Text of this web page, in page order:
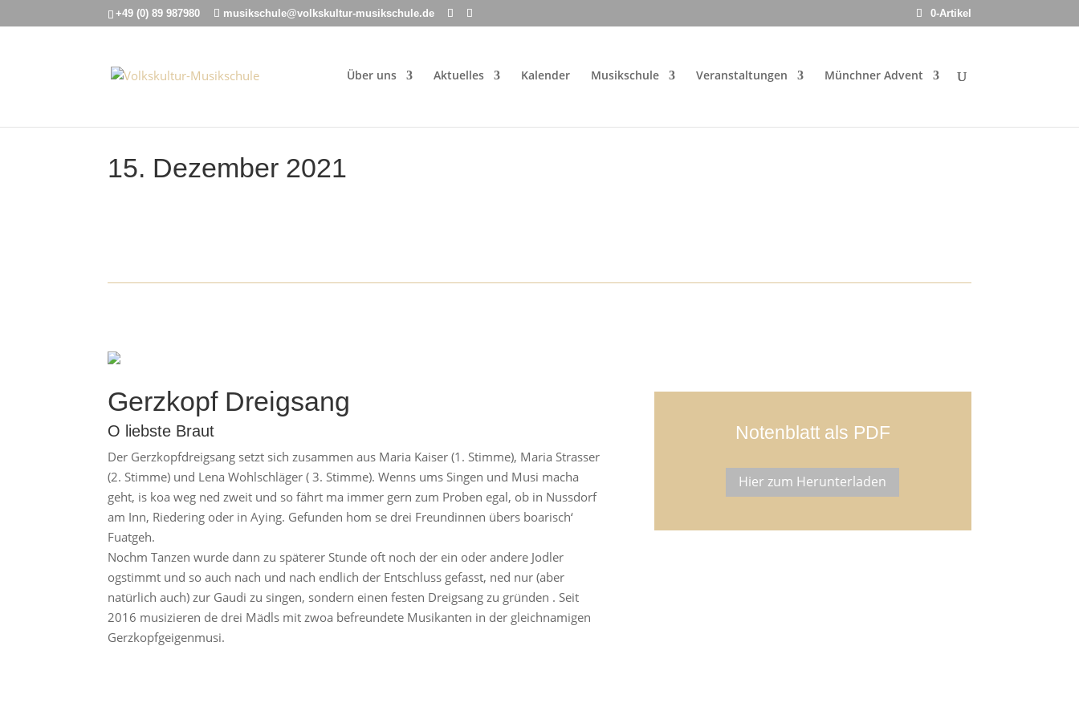
+49 (0) 89 987980 musikschule@volkskultur-musikschule.de 0-Artikel
Über uns Aktuelles Kalender Musikschule Veranstaltungen Münchner Advent
15. Dezember 2021
Gerzkopf Dreigsang
O liebste Braut
Der Gerzkopfdreigsang setzt sich zusammen aus Maria Kaiser (1. Stimme), Maria Strasser
(2. Stimme) und Lena Wohlschläger ( 3. Stimme). Wenns ums Singen und Musi macha
geht, is koa weg ned zweit und so fährt ma immer gern zum Proben egal, ob in Nussdorf
am Inn, Riedering oder in Aying. Gefunden hom se drei Freundinnen übers boarisch‘
Fuatgeh.
Nochm Tanzen wurde dann zu späterer Stunde oft noch der ein oder andere Jodler
ogstimmt und so auch nach und nach endlich der Entschluss gefasst, ned nur (aber
natürlich auch) zur Gaudi zu singen, sondern einen festen Dreigsang zu gründen . Seit
2016 musizieren de drei Mädls mit zwoa befreundete Musikanten in der gleichnamigen
Gerzkopfgeigenmusi.
Notenblatt als PDF
Hier zum Herunterladen